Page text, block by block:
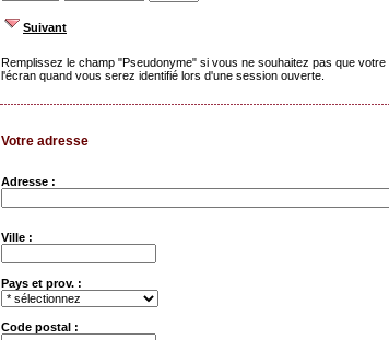
Suivant
Remplissez le champ "Pseudonyme" si vous ne souhaitez pas que
l'écran quand vous serez identifié lors d'une session ouverte.
Votre adresse
Adresse :
Ville :
Pays et prov. :
Code postal :